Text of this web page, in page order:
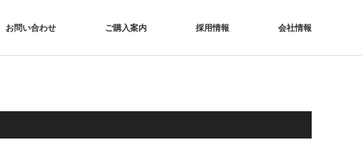
お問い合わせ ご購入案内 採用情報 会社情報